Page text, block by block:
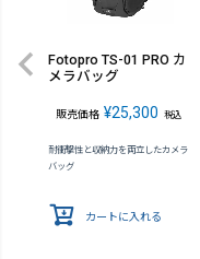
Fotopro TS-01 PRO カ
メラバッグ
販売価格 ¥25,300 税込
耐衝撃性と収納力を両立したカメラ
バッグ
カートに入れる